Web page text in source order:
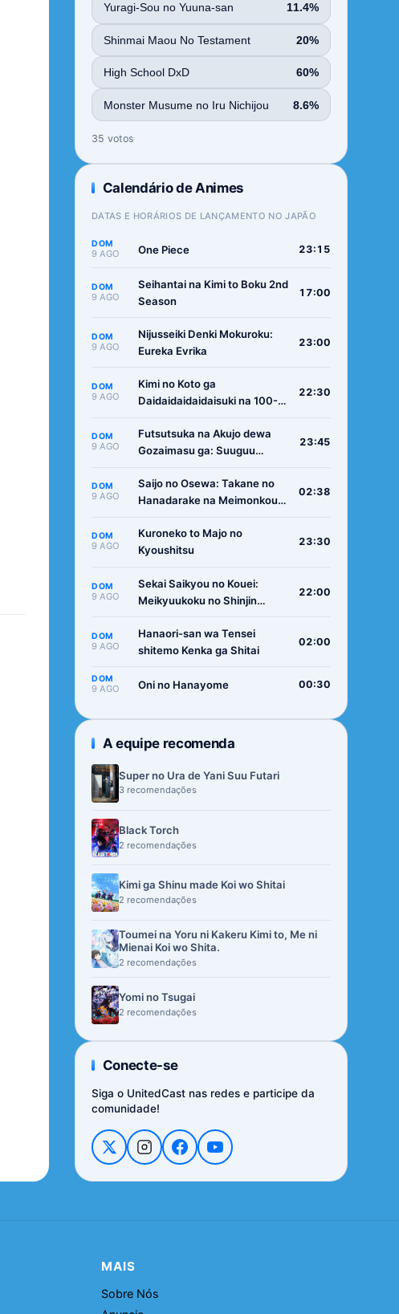
Yuragi-Sou no Yuuna-san 11.4%
Shinmai Maou No Testament 20%
High School DxD 60%
Monster Musume no Iru Nichijou 8.6%
35 votos
Calendário de Animes
DATAS E HORÁRIOS DE LANÇAMENTO NO JAPÃO
DOM
9 AGO One Piece 23:15
DOM
9 AGO
Seihantai na Kimi to Boku 2nd
Season
17:00
DOM
9 AGO
Nijusseiki Denki Mokuroku:
Eureka Evrika
23:00
DOM
9 AGO
Kimi no Koto ga
Daidaidaidaidaisuki na 100-
22:30
DOM
9 AGO
Futsutsuka na Akujo dewa
Gozaimasu ga: Suuguu
23:45
DOM
9 AGO
Saijo no Osewa: Takane no
Hanadarake na Meimonkou
(Seikatsu Nouryoku Kaimu)
wo Kagenagara Osewa suru
02:38
DOM
9 AGO
Kuroneko to Majo no
Kyoushitsu
23:30
DOM
9 AGO
Sekai Saikyou no Kouei:
Meikyuukoku no Shinjin
22:00
DOM
9 AGO
Hanaori-san wa Tensei
shitemo Kenka ga Shitai
02:00
DOM
9 AGO Oni no Hanayome 00:30
A equipe recomenda
Super no Ura de Yani Suu Futari
3 recomendações
Black Torch
2 recomendações
Kimi ga Shinu made Koi wo Shitai
2 recomendações
Toumei na Yoru ni Kakeru Kimi to, Me ni
Mienai Koi wo Shita.
2 recomendações
Yomi no Tsugai
2 recomendações
Conecte-se
Siga o UnitedCast nas redes e participe da
comunidade!
MAIS
Sobre Nós